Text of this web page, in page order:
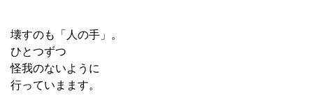
壊すのも「人の手」。
ひとつずつ
怪我のないように
行っていまます。